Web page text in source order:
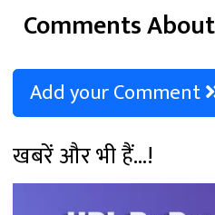
Comments
Add your Comment
खबरें और भी हैं...!